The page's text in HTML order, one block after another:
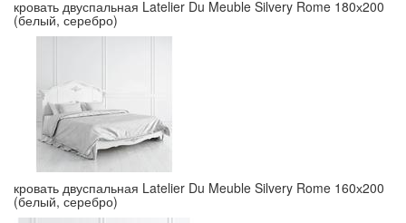
кровать двуспальная Latelier Du Meuble Silvery Rome 180х200
(белый, серебро)
кровать двуспальная Latelier Du Meuble Silvery Rome 160х200
(белый, серебро)